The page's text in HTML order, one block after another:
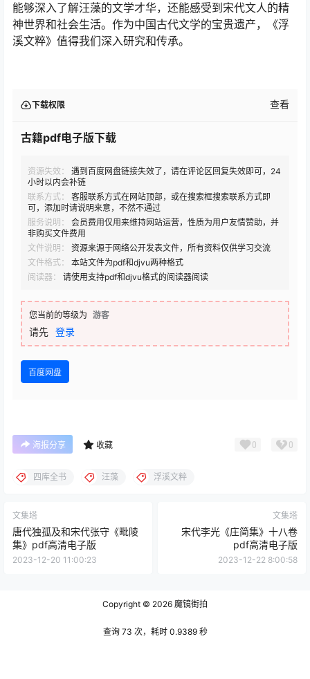
能够深入了解汪藻的文学才华，还能感受到宋代文人的精
神世界和社会生活。作为中国古代文学的宝贵遗产，《浮
溪文粹》值得我们深入研究和传承。
下载权限 查看
古籍pdf电子版下载
资源失效：
遇到百度网盘链接失效了，请在评论区回复失效即可，24
小时以内会补链
联系方式：
客服联系方式在网站顶部，或在搜索框搜索联系方式即
可，添加时请说明来意，不然不通过
服务说明：
会员费用仅用来维持网站运营，性质为用户友情赞助，并
非购买文件费用
文件说明：
资源来源于网络公开发表文件，所有资料仅供学习交流
文件格式：
本站文件为pdf和djvu两种格式
阅读器：
请使用支持pdf和djvu格式的阅读器阅读
您当前的等级为 游客
请先 登录
百度网盘
海报分享 收藏 0 0
四库全书 汪藻 浮溪文粹
文集塔
唐代独孤及和宋代张守《毗陵
集》pdf高清电子版
2023-12-20 11:00:23
文集塔
宋代李光《庄简集》十八卷
pdf高清电子版
2023-12-22 8:00:58
Copyright © 2026 魔镜街拍
查询 73 次，耗时 0.9389 秒